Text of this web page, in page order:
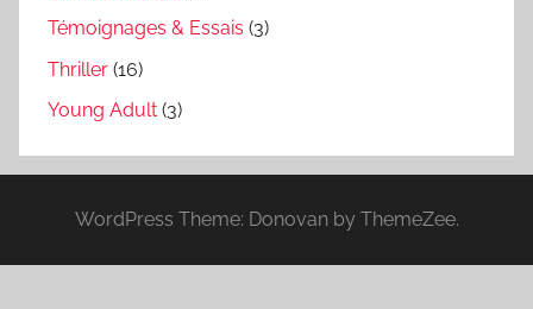
Témoignages & Essais (3)
Thriller (16)
Young Adult (3)
WordPress Theme: Donovan by ThemeZee.